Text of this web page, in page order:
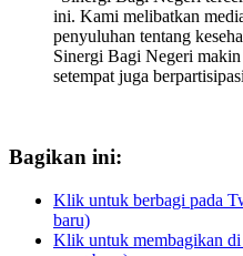
ini. Kami melibatkan
penyuluhan tentang
Sinergi Bagi Negeri
setempat juga
Bagikan ini:
Klik untuk berbagi pada
baru)
Klik untuk membagikan